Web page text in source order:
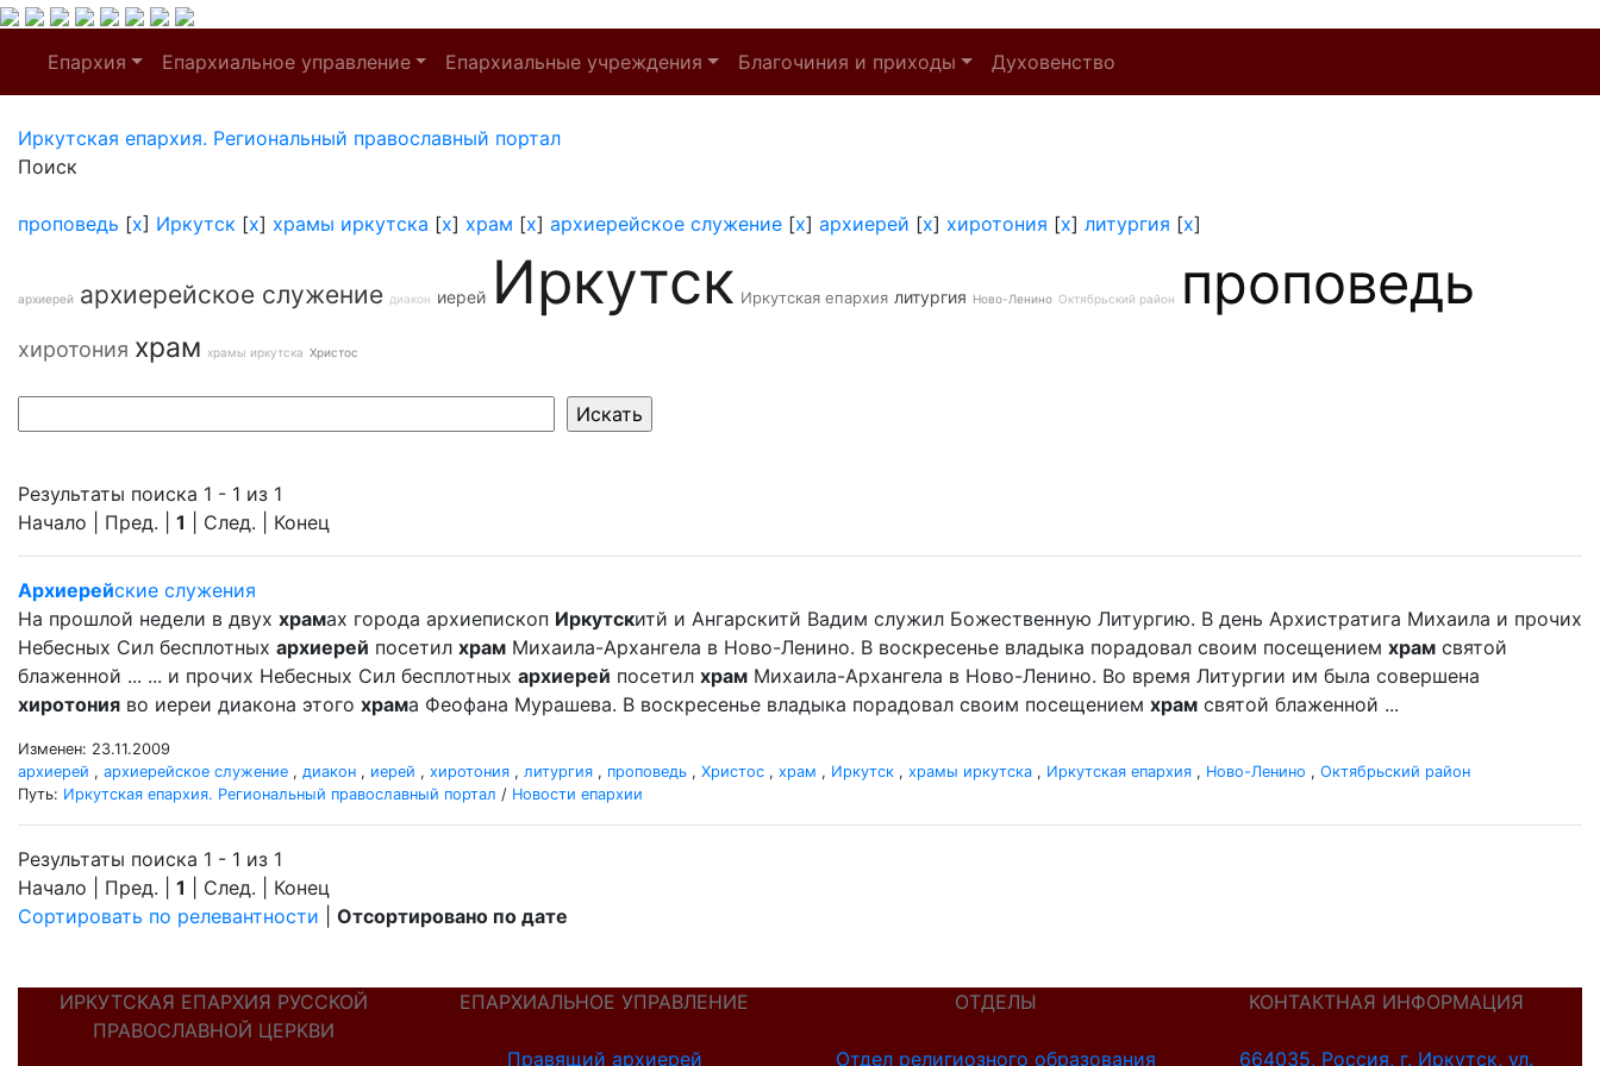
Епархия Епархиальное управление Епархиальные учреждения Благочиния и приходы Духовенство
Иркутская епархия. Региональный православный портал
Поиск
проповедь [x] Иркутск [x] храмы иркутска [x] храм [x] архиерейское служение [x] архиерей [x] хиротония [x] литургия [x]
архиерей архиерейское служение диакон иерей Иркутск Иркутская епархия литургия Ново-Ленино Октябрьский район проповедь
хиротония храм храмы иркутска Христос
Результаты поиска 1 - 1 из 1
Начало | Пред. | 1 | След. | Конец
Архиерейские служения
На прошлой недели в двух храмах города архиепископ Иркутскитй и Ангарскитй Вадим служил Божественную Литургию. В день Архистратига Михаила и прочих
Небесных Сил бесплотных архиерей посетил храм Михаила-Архангела в Ново-Ленино. В воскресенье владыка порадовал своим посещением храм святой
блаженной ... ... и прочих Небесных Сил бесплотных архиерей посетил храм Михаила-Архангела в Ново-Ленино. Во время Литургии им была совершена
хиротония во иереи диакона этого храма Феофана Мурашева. В воскресенье владыка порадовал своим посещением храм святой блаженной ...
Изменен: 23.11.2009
архиерей , архиерейское служение , диакон , иерей , хиротония , литургия , проповедь , Христос , храм , Иркутск , храмы иркутска , Иркутская епархия , Ново-Ленино , Октябрьский район
Путь: Иркутская епархия. Региональный православный портал / Новости епархии
Результаты поиска 1 - 1 из 1
Начало | Пред. | 1 | След. | Конец
Сортировать по релевантности
Отсортировано по дате
ИРКУТСКАЯ ЕПАРХИЯ РУССКОЙ
ПРАВОСЛАВНОЙ ЦЕРКВИ
ЕПАРХИАЛЬНОЕ УПРАВЛЕНИЕ
Правящий архиерей
ОТДЕЛЫ
Отдел религиозного образования
КОНТАКТНАЯ ИНФОРМАЦИЯ
664035, Россия, г. Иркутск, ул.